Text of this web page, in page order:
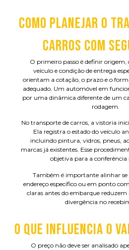
COMO PLANEJAR O
CARROS COM
O primeiro passo é definir origem,
veículo e condição de entrega
orientam a cotação, o prazo e o
adequado. Um automóvel em
por uma dinâmica diferente de um
rodagem.
No transporte de carros, a vistoria
Ela registra o estado do veículo
incluindo pintura, vidros, pneus,
marcas já existentes. Esse
objetiva para a conferência
Também é importante alinhar se
endereço específico ou em ponto
claras antes do embarque
divergência no
O QUE INFLUENCIA O
O preço não deve ser analisado